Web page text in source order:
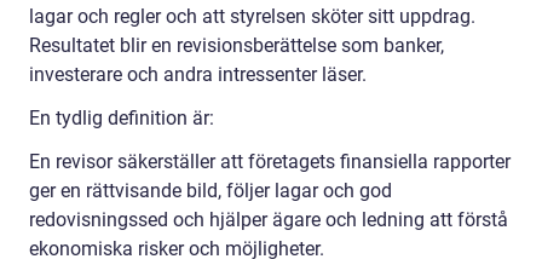
lagar och regler och att styrelsen sköter sitt uppdrag.
Resultatet blir en revisionsberättelse som banker,
investerare och andra intressenter läser.
En tydlig definition är:
En revisor säkerställer att företagets finansiella rapporter
ger en rättvisande bild, följer lagar och god
redovisningssed och hjälper ägare och ledning att förstå
ekonomiska risker och möjligheter.